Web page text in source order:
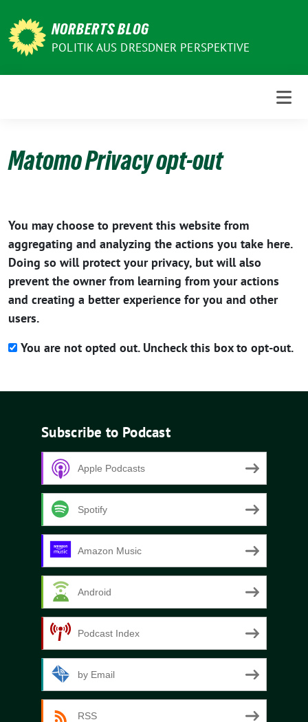
zum
Inhalt
NORBERTS BLOG
POLITIK AUS DRESDNER PERSPEKTIVE
Matomo Privacy opt-out
You may choose to prevent this website from
aggregating and analyzing the actions you take here.
Doing so will protect your privacy, but will also
prevent the owner from learning from your actions
and creating a better experience for you and other
users.
You are not opted out. Uncheck this box to opt-out.
Subscribe to Podcast
Apple Podcasts
Spotify
Amazon Music
Android
Podcast Index
by Email
RSS